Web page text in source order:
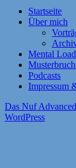
Startseite
Über mich
Mental
Podcasts
Impressum
Das Nuf Advanced
WordPress